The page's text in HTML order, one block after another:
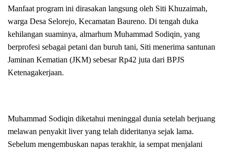
Manfaat program ini dirasakan langsung oleh Siti Khuzaimah,
warga Desa Selorejo, Kecamatan Baureno. Di tengah duka
kehilangan suaminya, almarhum Muhammad Sodiqin, yang
berprofesi sebagai petani dan buruh tani, Siti menerima santunan
Jaminan Kematian (JKM) sebesar Rp42 juta dari BPJS
Ketenagakerjaan.
Muhammad Sodiqin diketahui meninggal dunia setelah berjuang
melawan penyakit liver yang telah dideritanya sejak lama.
Sebelum mengembuskan napas terakhir, ia sempat menjalani